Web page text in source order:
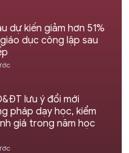
dự kiến giảm hơn 51%
dục công lập sau
lưu ý đổi mới
pháp dạy học, kiểm
giá trong năm học